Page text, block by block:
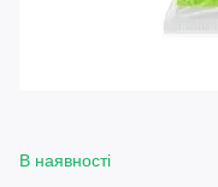
В наявності